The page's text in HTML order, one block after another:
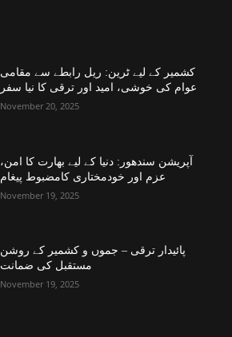
کشمیر کے لیے ٹرین: ریل رابطے سے مقامی
عوام کی خوشی، امید اور ترقی کا نیا سفر
November 20, 2025
آپریشن سندھور: دنیا کے لیے بھارت کا امن،
عزم اور خودمختاری کامضبوط پیغام
November 19, 2025
پائیدار ترقی – جموں و کشمیر کے روشن
مستقبل کی ضمانت
November 19, 2025